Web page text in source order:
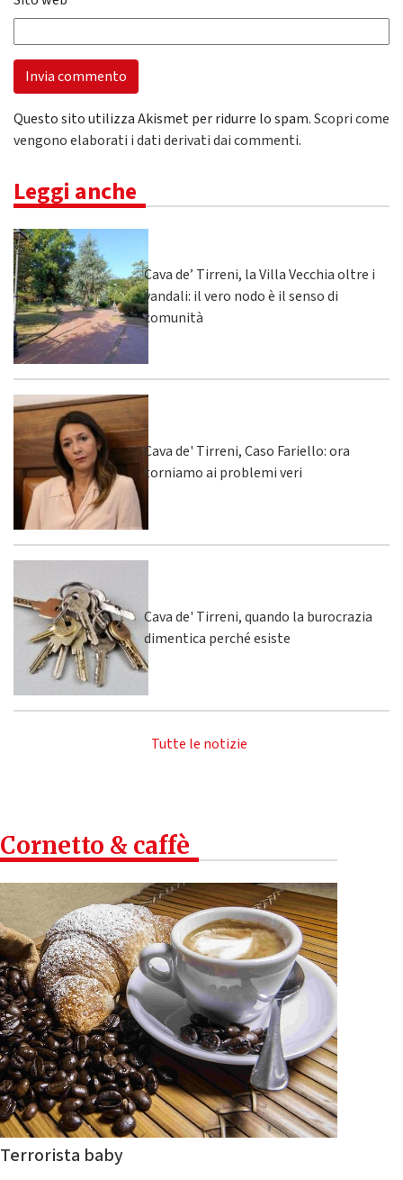
Questo sito utilizza Akismet per ridurre lo spam.Scopri come
vengono elaborati i dati derivati dai commenti.
Leggi anche
Cava de’ Tirreni, la Villa Vecchia oltre i
vandali: il vero nodo è il senso di
comunità
Cava de' Tirreni, Caso Fariello: ora
torniamo ai problemi veri
Cava de' Tirreni, quando la burocrazia
dimentica perché esiste
Tutte le notizie
Cornetto & caffè
Terrorista baby